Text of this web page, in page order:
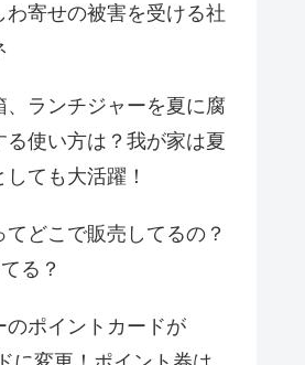
わ寄せの被害を受ける社
、ランチジャーを夏に腐
る使い方は？我が家は夏
ても大活躍！
どこで販売してるの？
る？
のポイントカードが